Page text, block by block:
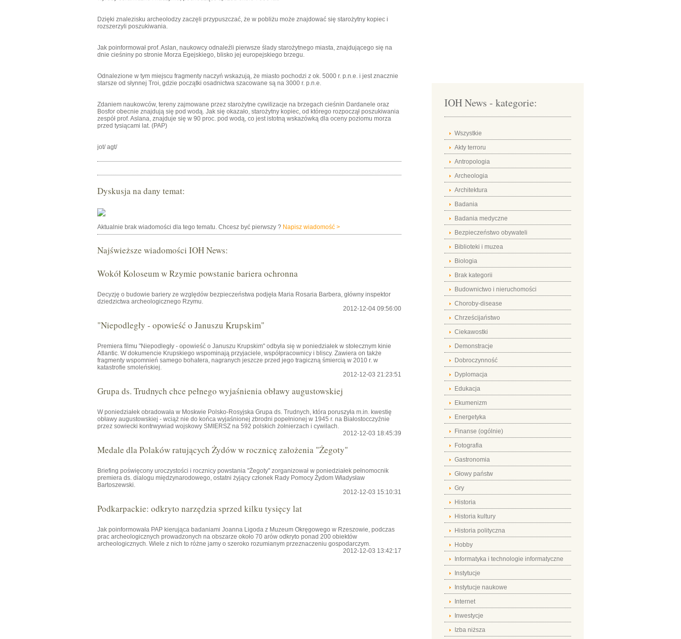
Dzięki znalezisku archeolodzy zaczęli przypuszczać, że w pobliżu może znajdować się starożytny kopiec i
rozszerzyli poszukiwania.
Jak poinformował prof. Aslan, naukowcy odnaleźli pierwsze ślady starożytnego miasta, znajdującego się na
dnie cieśniny po stronie Morza Egejskiego, blisko jej europejskiego brzegu.
Odnalezione w tym miejscu fragmenty naczyń wskazują, że miasto pochodzi z ok. 5000 r. p.n.e. i jest znacznie
starsze od słynnej Troi, gdzie początki osadnictwa szacowane są na 3000 r. p.n.e.
Zdaniem naukowców, tereny zajmowane przez starożytne cywilizacje na brzegach cieśnin Dardanele oraz
Bosfor obecnie znajdują się pod wodą. Jak się okazało, starożytny kopiec, od którego rozpoczął poszukiwania
zespół prof. Aslana, znajduje się w 90 proc. pod wodą, co jest istotną wskazówką dla oceny poziomu morza
przed tysiącami lat. (PAP)
jot/ agt/
Dyskusja na dany temat:
Aktualnie brak wiadomości dla tego tematu. Chcesz być pierwszy ? Napisz wiadomość >
Najświeższe wiadomości IOH News:
Wokół Koloseum w Rzymie powstanie bariera ochronna
Decyzję o budowie bariery ze względów bezpieczeństwa podjęła Maria Rosaria Barbera, główny inspektor
dziedzictwa archeologicznego Rzymu.
2012-12-04 09:56:00
"Niepodległy - opowieść o Januszu Krupskim"
Premiera filmu "Niepodległy - opowieść o Januszu Krupskim" odbyła się w poniedziałek w stołecznym kinie
Atlantic. W dokumencie Krupskiego wspominają przyjaciele, współpracownicy i bliscy. Zawiera on także
fragmenty wspomnień samego bohatera, nagranych jeszcze przed jego tragiczną śmiercią w 2010 r. w
katastrofie smoleńskiej.
2012-12-03 21:23:51
Grupa ds. Trudnych chce pełnego wyjaśnienia obławy augustowskiej
W poniedziałek obradowała w Moskwie Polsko-Rosyjska Grupa ds. Trudnych, która poruszyła m.in. kwestię
obławy augustowskiej - wciąż nie do końca wyjaśnionej zbrodni popełnionej w 1945 r. na Białostocczyźnie
przez sowiecki kontrwywiad wojskowy SMIERSZ na 592 polskich żołnierzach i cywilach.
2012-12-03 18:45:39
Medale dla Polaków ratujących Żydów w rocznicę założenia "Żegoty"
Briefing poświęcony uroczystości i rocznicy powstania "Żegoty" zorganizował w poniedziałek pełnomocnik
premiera ds. dialogu międzynarodowego, ostatni żyjący członek Rady Pomocy Żydom Władysław
Bartoszewski.
2012-12-03 15:10:31
Podkarpackie: odkryto narzędzia sprzed kilku tysięcy lat
Jak poinformowała PAP kierująca badaniami Joanna Ligoda z Muzeum Okręgowego w Rzeszowie, podczas
prac archeologicznych prowadzonych na obszarze około 70 arów odkryto ponad 200 obiektów
archeologicznych. Wiele z nich to różne jamy o szeroko rozumianym przeznaczeniu gospodarczym.
2012-12-03 13:42:17
IOH News - kategorie:
Wszystkie
Akty terroru
Antropologia
Archeologia
Architektura
Badania
Badania medyczne
Bezpieczeństwo obywateli
Biblioteki i muzea
Biologia
Brak kategorii
Budownictwo i nieruchomości
Choroby-disease
Chrześcijaństwo
Ciekawostki
Demonstracje
Dobroczynność
Dyplomacja
Edukacja
Ekumenizm
Energetyka
Finanse (ogólnie)
Fotografia
Gastronomia
Głowy państw
Gry
Historia
Historia kultury
Historia polityczna
Hobby
Informatyka i technologie informatyczne
Instytucje
Instytucje naukowe
Internet
Inwestycje
Izba niższa